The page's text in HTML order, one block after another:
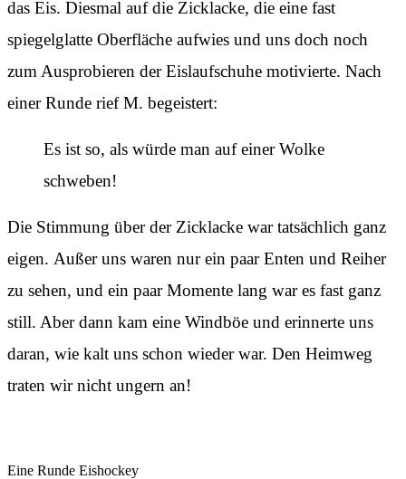
das Eis. Diesmal auf die Zicklacke, die eine fast
spiegelglatte Oberfläche aufwies und uns doch noch
zum Ausprobieren der Eislaufschuhe motivierte. Nach
einer Runde rief M. begeistert:
Es ist so, als würde man auf einer Wolke
schweben!
Die Stimmung über der Zicklacke war tatsächlich ganz
eigen. Außer uns waren nur ein paar Enten und Reiher
zu sehen, und ein paar Momente lang war es fast ganz
still. Aber dann kam eine Windböe und erinnerte uns
daran, wie kalt uns schon wieder war. Den Heimweg
traten wir nicht ungern an!
Eine Runde Eishockey